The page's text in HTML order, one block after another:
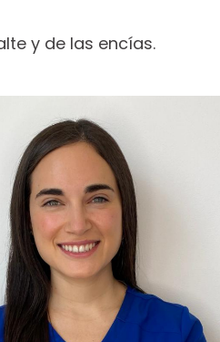
y de las encías.